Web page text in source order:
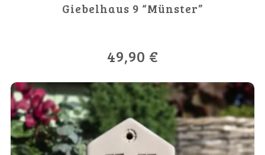
Giebelhaus 9 “Münster”
49,90 €